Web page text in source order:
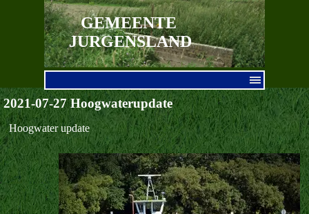
Ga naar de inhoud
GEMEENTE
JURGENSLAND
2021-07-27 Hoogwaterupdate
Hoogwater update